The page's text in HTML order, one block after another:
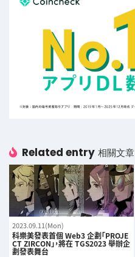
Related entry 相關文章
2023.09.11(Mon)
科樂美發表首個 Web3 企劃「PROJE
CT ZIRCON」，將在 TGS2023 舉辦企
劃發表舞台